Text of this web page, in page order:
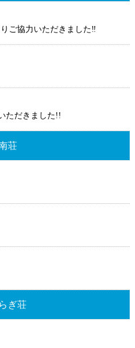
ご協力いただきました‼
ただきました!!
荘
ぎ荘